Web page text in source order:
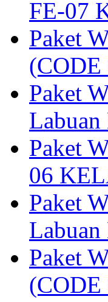
FE-07
Paket
Paket
Paket
06
Paket
Paket